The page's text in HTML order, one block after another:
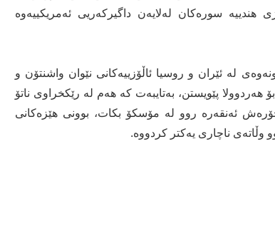
هندییە سورەکان لەلایەن داگیرکەریی ئەمریکییەوە
لە ئێران و روسیا ئاڵۆزییەکانی نێوان واشنتۆن و
هەردوولا پێویستن، بەتایبەت کە هەم لە رێکخراوی ناتۆ
ئەنقەرە روو لە مۆسکۆ بکات، بوونی هێزەکانی
وڵاتەی ناچاری یەکتر کردووە.